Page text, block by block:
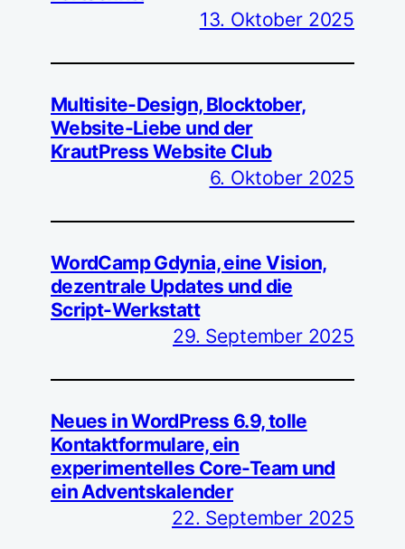
13. Oktober 2025
Multisite-Design, Blocktober,
Website-Liebe und der
KrautPress Website Club
6. Oktober 2025
WordCamp Gdynia, eine Vision,
dezentrale Updates und die
Script-Werkstatt
29. September 2025
Neues in WordPress 6.9, tolle
Kontaktformulare, ein
experimentelles Core-Team und
ein Adventskalender
22. September 2025